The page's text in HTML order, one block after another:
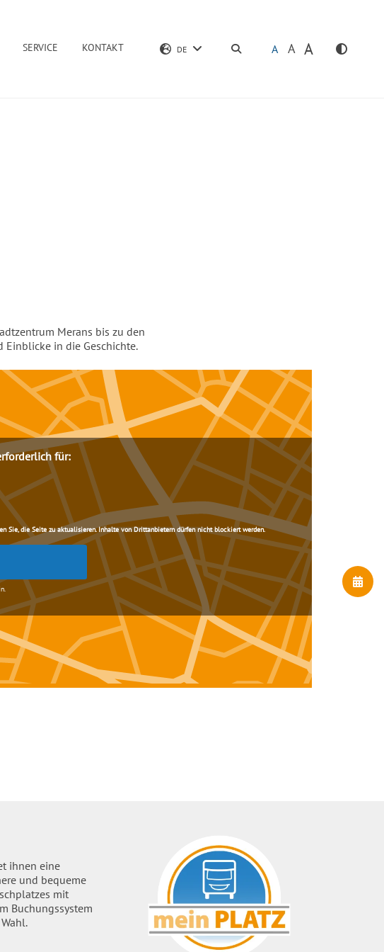
SERVICE KONTAKT DE SUCHENA A A
Merans bis zu den
Einblicke in die Geschichte.
für:
Sie, die Seite zu aktualisieren. Inhalte von Drittanbietern dürfen nicht blockiert werden.
ihnen eine
und bequeme
mit
Buchungssystem